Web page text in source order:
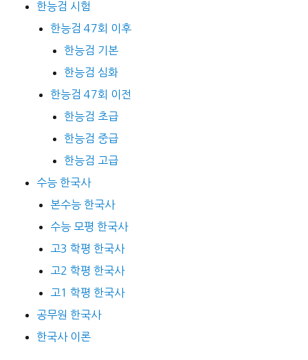
한능검 시험
한능검 47회 이후
한능검 기본
한능검 심화
한능검 47회 이전
한능검 초급
한능검 중급
한능검 고급
수능 한국사
본수능 한국사
수능 모평 한국사
고3 학평 한국사
고2 학평 한국사
고1 학평 한국사
공무원 한국사
한국사 이론